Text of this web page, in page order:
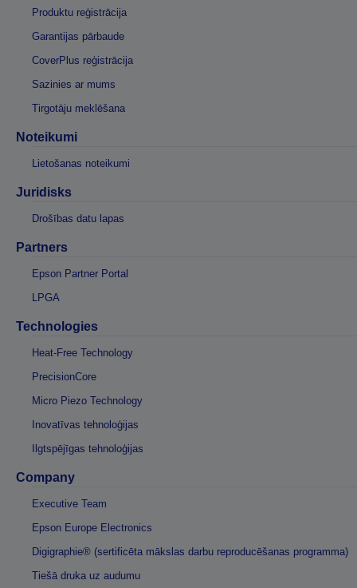
Produktu reģistrācija
Garantijas pārbaude
CoverPlus reģistrācija
Sazinies ar mums
Tirgotāju meklēšana
Noteikumi
Lietošanas noteikumi
Juridisks
Drošības datu lapas
Partners
Epson Partner Portal
LPGA
Technologies
Heat-Free Technology
PrecisionCore
Micro Piezo Technology
Inovatīvas tehnoloģijas
Ilgtspējīgas tehnoloģijas
Company
Executive Team
Epson Europe Electronics
Digigraphie® (sertificēta mākslas darbu reproducēšanas programma)
Tiešā druka uz audumu